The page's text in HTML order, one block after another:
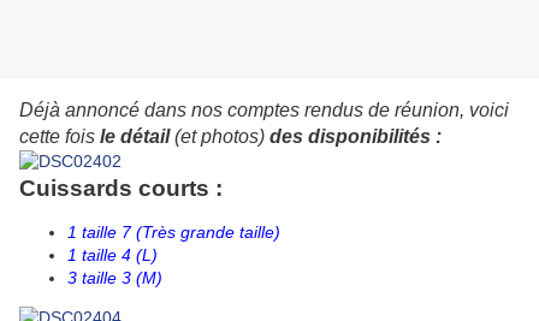
Déjà annoncé dans nos comptes rendus de réunion, voici
cette fois le détail(et photos) des disponibilités :
Cuissards courts :
1 taille 7 (Très grande taille)
1 taille 4 (L)
3 taille 3 (M)